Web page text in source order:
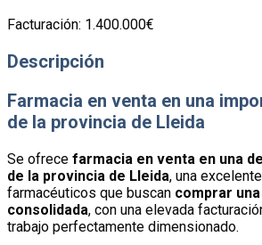
Facturación: 1.400.000€
Descripción
Farmacia en venta en una
de la provincia de Lleida
Se ofrece farmacia en venta en una
de la provincia de Lleida, una
farmacéuticos que buscan comprar
consolidada, con una elevada
trabajo perfectamente dimensionado.